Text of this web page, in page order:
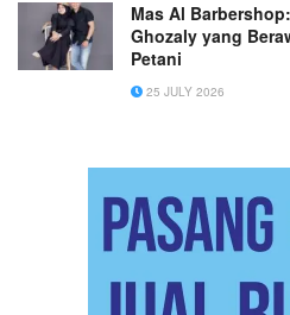
Mas Al
Ghozaly yang
Petani
25 JULY 2026